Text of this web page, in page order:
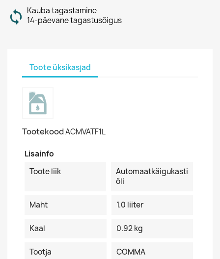
Kauba tagastamine
14-päevane tagastusõigus
Toote üksikasjad
TootekoodACMVATF1L
Lisainfo
Toote liik
Automaatkäigukasti
õli
Maht 1.0 liiter
Kaal 0.92 kg
Tootja COMMA